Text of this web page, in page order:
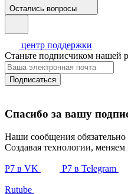
Остались вопросы
центр поддержки
Станьте подписчиком нашей
Подписаться
Спасибо за вашу
Наши сообщения обязательно
Создавая технологии,
Р7 в VK Р7 в Telegram
Rutube